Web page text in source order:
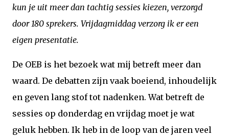
kun je uit meer dan tachtig sessies kiezen, verzorgd
door 180 sprekers. Vrijdagmiddag verzorg ik er een
eigen presentatie.
De OEB is het bezoek wat mij betreft meer dan
waard. De debatten zijn vaak boeiend, inhoudelijk
en geven lang stof tot nadenken. Wat betreft de
sessies op donderdag en vrijdag moet je wat
geluk hebben. Ik heb in de loop van de jaren veel